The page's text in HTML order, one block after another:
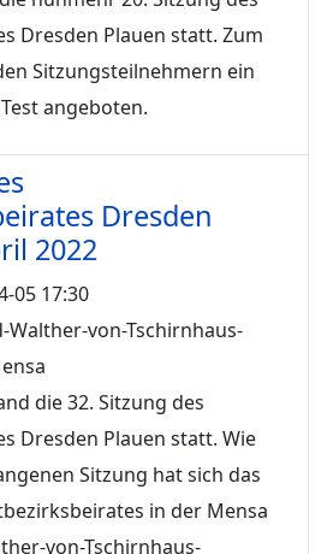
Dresden Plauen statt. Zum
Sitzungsteilnehmern ein
angeboten.
Dresden
2022
05 17:30
Walther-von-Tschirnhaus-
die 32. Sitzung des
Dresden Plauen statt. Wie
Sitzung hat sich das
in der Mensa
von-Tschirnhaus-